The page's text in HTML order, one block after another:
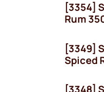
[3354]
Rum
[3349]
Spiced
[3348]